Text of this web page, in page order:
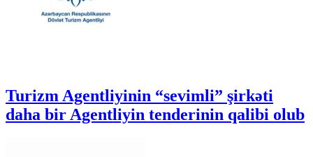
Turizm Agentliyinin “sevimli” şirkəti
daha bir Agentliyin tenderinin qalibi olub